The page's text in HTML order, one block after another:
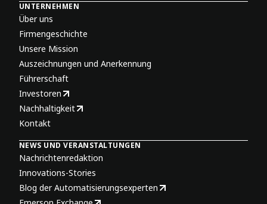
UNTERNEHMEN
Über uns
Firmengeschichte
Unsere Mission
Auszeichnungen und Anerkennung
Führerschaft
Investoren
Nachhaltigkeit
Kontakt
NEWS UND VERANSTALTUNGEN
Nachrichtenredaktion
Innovations-Stories
Blog der Automatisierungsexperten